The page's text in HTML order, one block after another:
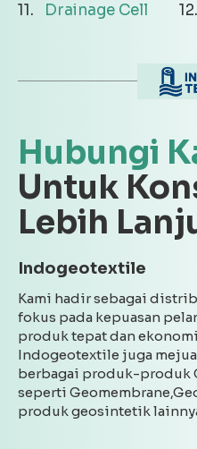
Drainage Cell
Hubungi
Untuk
Lebih
Indogeotextile
Kami hadir sebagai
fokus pada kepuasan
produk tepat dan
Indogeotextile juga
berbagai produk-produk
seperti
produk geosintetik